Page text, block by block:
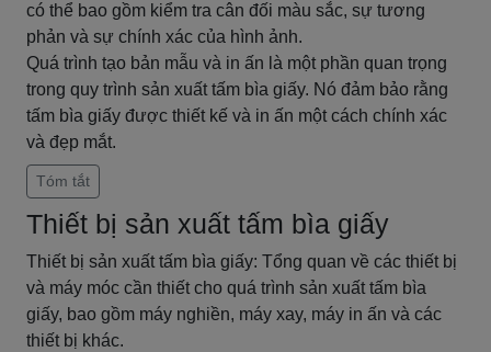
có thể bao gồm kiểm tra cân đối màu sắc, sự tương
phản và sự chính xác của hình ảnh.
Quá trình tạo bản mẫu và in ấn là một phần quan trọng
trong quy trình sản xuất tấm bìa giấy. Nó đảm bảo rằng
tấm bìa giấy được thiết kế và in ấn một cách chính xác
và đẹp mắt.
Tóm tắt
Thiết bị sản xuất tấm bìa giấy
Thiết bị sản xuất tấm bìa giấy: Tổng quan về các thiết bị
và máy móc cần thiết cho quá trình sản xuất tấm bìa
giấy, bao gồm máy nghiền, máy xay, máy in ấn và các
thiết bị khác.